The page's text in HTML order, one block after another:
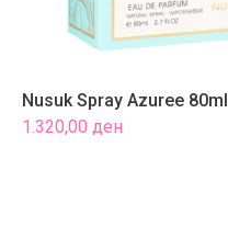
Nusuk Spray Azuree 80ml
1.320,00 ден